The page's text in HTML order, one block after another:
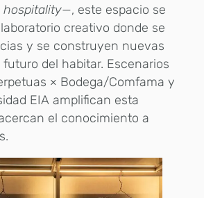
hospitality—, este espacio se
creativo donde se
y se construyen nuevas
del habitar. Escenarios
× Bodega/Comfama y
EIA amplifican esta
el conocimiento a